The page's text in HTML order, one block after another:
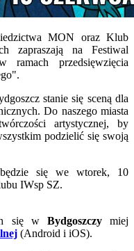
MON oraz Klub
zapraszają na Festiwal
przedsięwzięcia
stanie się sceną dla
Do naszego miasta
artystycznej, by
podzielić się swoją
się we wtorek, 10
IWsp SZ.
się wBydgoszczymiej
(Android i iOS).